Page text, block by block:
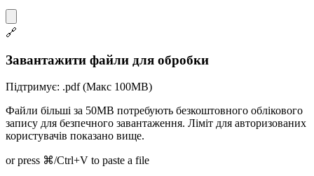
🔗
Завантажити файли для обробки
Підтримує: .pdf (Макс 100MB)
Файли більші за 50MB потребують безкоштовного облікового
запису для безпечного завантаження. Ліміт для авторизованих
користувачів показано вище.
or press ⌘/Ctrl+V to paste a file